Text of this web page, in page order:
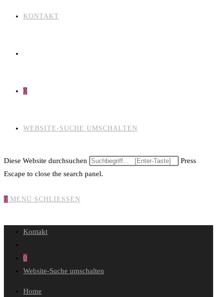
KONTAKT
0
WEBSITE-SUCHE UMSCHALTEN
Diese Website durchsuchen
Press
Escape to close the search panel.
0 MENÜ SCHLIESSEN
Kontakt
0
Website-Suche umschalten
Home